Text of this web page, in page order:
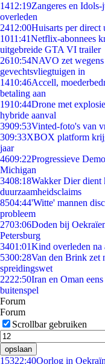
1412:19Zangeres en
overleden
2412:00Huisarts per direct
1011:41Netflix-abonnees
uitgebreide GTA VI trailer
2610:54NAVO zet wegens
gevechtsvliegtuigen in
1410:46Accell,
betaling aan
1910:44Drone met
hybride aanval
3909:53Vinted-foto's van
309:33XBOX platform
jaar
4609:22Progressieve
Michigan
3408:18Wakker Dier dient
duurzaamheidsclaims
8504:44'Witte' mannen
probleem
2703:06Doden bij
Petersburg
3401:01Kind overleden
5300:28Van den Brink zet
spreidingswet
2222:50Iran en Oman
buitenspel
Forum
Forum
Scrollbar gebruiken
opslaan
15322:40Oorlog in